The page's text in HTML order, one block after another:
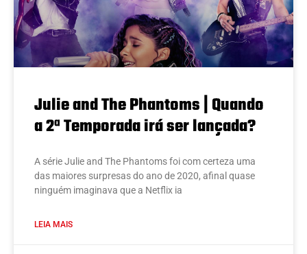
Julie and The Phantoms | Quando
a 2ª Temporada irá ser lançada?
A série Julie and The Phantoms foi com certeza uma
das maiores surpresas do ano de 2020, afinal quase
ninguém imaginava que a Netflix ia
LEIA MAIS